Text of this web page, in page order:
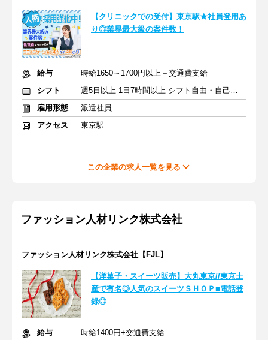
【クリニックでの受付】東京駅★社員登用あ
り◎業界最大級の案件数！
給与
時給1650～1700円以上＋交通費支給
シフト
週5日以上 1日7時間以上 シフト自由・自己申告
雇用形態
派遣社員
アクセス
東京駅
この企業の求人一覧を見る
ファッション人材リンク株式会社
ファッション人材リンク株式会社【FJL】
【洋菓子・スイーツ販売】大丸東京//東京土
産で有名◎人気のスイーツＳＨＯＰ■電話登
録◎
給与
時給1400円+交通費支給